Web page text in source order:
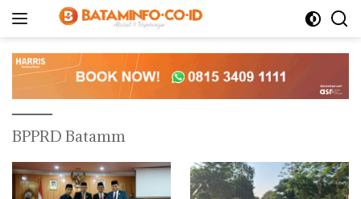
BPPRD Batamm